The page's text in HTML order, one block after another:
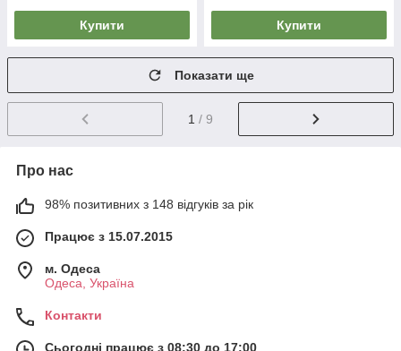
Купити Купити
Показати ще
1 / 9
Про нас
98% позитивних з 148 відгуків за рік
Працює з 15.07.2015
м. Одеса
Одеса, Україна
Контакти
Сьогодні працює з 08:30 до 17:00